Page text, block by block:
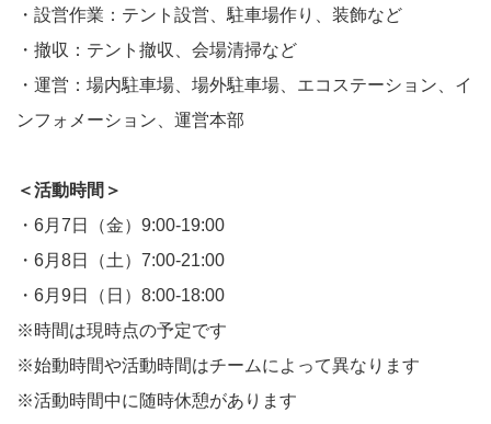
・設営作業：テント設営、駐車場作り、装飾など
・撤収：テント撤収、会場清掃など
・運営：場内駐車場、場外駐車場、エコステーション、イ
ンフォメーション、運営本部
＜活動時間＞
・6月7日（金）9:00-19:00
・6月8日（土）7:00-21:00
・6月9日（日）8:00-18:00
※時間は現時点の予定です
※始動時間や活動時間はチームによって異なります
※活動時間中に随時休憩があります